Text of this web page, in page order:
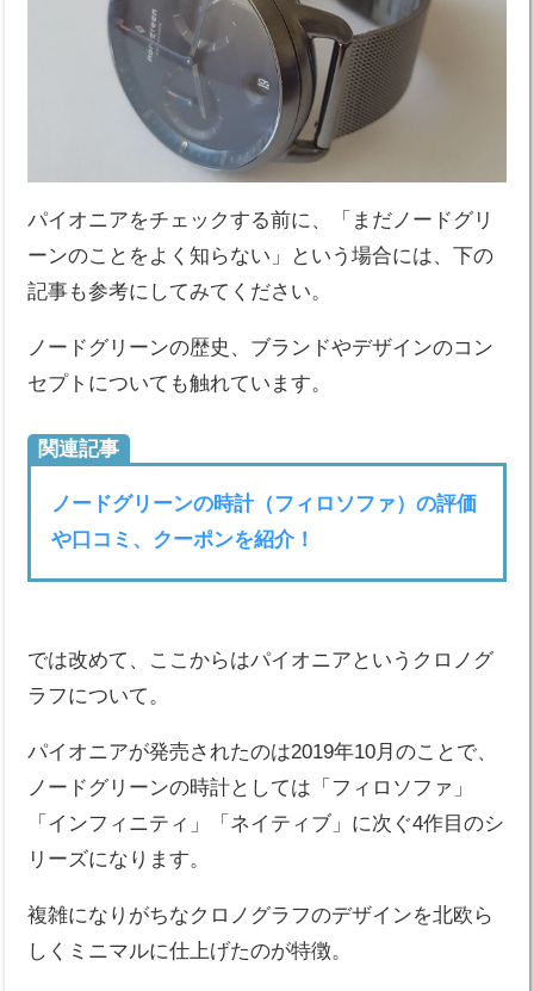
パイオニアをチェックする前に、「まだノードグリ
ーンのことをよく知らない」という場合には、下の
記事も参考にしてみてください。
ノードグリーンの歴史、ブランドやデザインのコン
セプトについても触れています。
関連記事
ノードグリーンの時計（フィロソファ）の評価
や口コミ、クーポンを紹介！
では改めて、ここからはパイオニアというクロノグ
ラフについて。
パイオニアが発売されたのは2019年10月のことで、
ノードグリーンの時計としては「フィロソファ」
「インフィニティ」「ネイティブ」に次ぐ4作目のシ
リーズになります。
複雑になりがちなクロノグラフのデザインを北欧ら
しくミニマルに仕上げたのが特徴。